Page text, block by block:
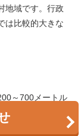
地域です。行政
は比較的大きな
～700メートル
が山地・丘陵地
ります。主要河